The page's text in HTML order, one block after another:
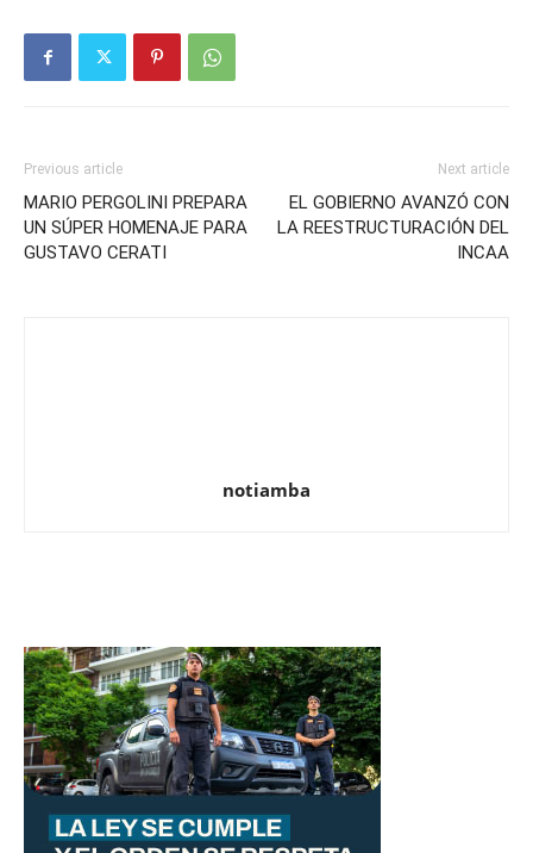
Previous article
MARIO PERGOLINI PREPARA
UN SÚPER HOMENAJE PARA
GUSTAVO CERATI
Next article
EL GOBIERNO AVANZÓ CON
LA REESTRUCTURACIÓN DEL
INCAA
notiamba